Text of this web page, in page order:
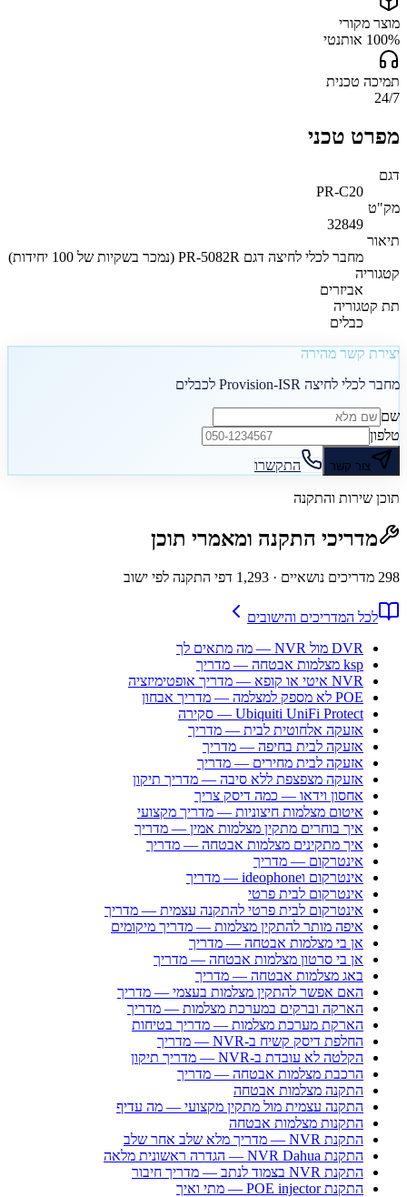
מוצר מקורי
100% אותנטי
תמיכה טכנית
24/7
מפרט טכני
דגם
PR-C20
מק"ט
32849
תיאור
מחבר לכלי לחיצה דגם PR-5082R (נמכר בשקיות של 100 יחידות)
קטגוריה
אביזרים
תת קטגוריה
כבלים
יצירת קשר מהירה
מחבר לכלי לחיצה Provision-ISR לכבלים
שם
טלפון
צור קשר התקשרו
תוכן שירות והתקנה
מדריכי התקנה ומאמרי תוכן
298 מדריכים נושאיים · 1,293 דפי התקנה לפי ישוב
לכל המדריכים והישובים
DVR מול NVR — מה מתאים לך
ksp מצלמות אבטחה — מדריך
NVR איטי או קופא — מדריך אופטימיזציה
POE לא מספק למצלמה — מדריך אבחון
Ubiquiti UniFi Protect — סקירה
אזעקה אלחוטית לבית — מדריך
אזעקה לבית בחיפה — מדריך
אזעקה לבית מחירים — מדריך
אזעקה מצפצפת ללא סיבה — מדריך תיקון
אחסון וידאו — כמה דיסק צריך
איטום מצלמות חיצוניות — מדריך מקצועי
איך בוחרים מתקין מצלמות אמין — מדריך
איך מתקינים מצלמות אבטחה — מדריך
אינטרקום — מדריך
אינטרקום וideophone — מדריך
אינטרקום לבית פרטי
אינטרקום לבית פרטי להתקנה עצמית — מדריך
איפה מותר להתקין מצלמות — מדריך מיקומים
אן בי מצלמות אבטחה — מדריך
אן בי סרטון מצלמות אבטחה — מדריך
באג מצלמות אבטחה — מדריך
האם אפשר להתקין מצלמות בעצמי — מדריך
הארקה וברקים במערכת מצלמות — מדריך
הארקת מערכת מצלמות — מדריך בטיחות
החלפת דיסק קשיח ב-NVR — מדריך
הקלטה לא עובדת ב-NVR — מדריך תיקון
הרכבת מצלמות אבטחה — מדריך
התקנה מצלמות אבטחה
התקנה עצמית מול מתקין מקצועי — מה עדיף
התקנות מצלמות אבטחה
התקנת NVR — מדריך מלא שלב אחר שלב
התקנת NVR Dahua — הגדרה ראשונית מלאה
התקנת NVR בצמוד לנתב — מדריך חיבור
התקנת POE injector — מתי ואיך